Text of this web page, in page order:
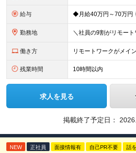
給与
勤務地
働き方 リモートワークがメイン
残業時間 10時間以内
求人を見る
掲載終了予定日：
NEW 正社員 面接情報有 自己PR不要 話